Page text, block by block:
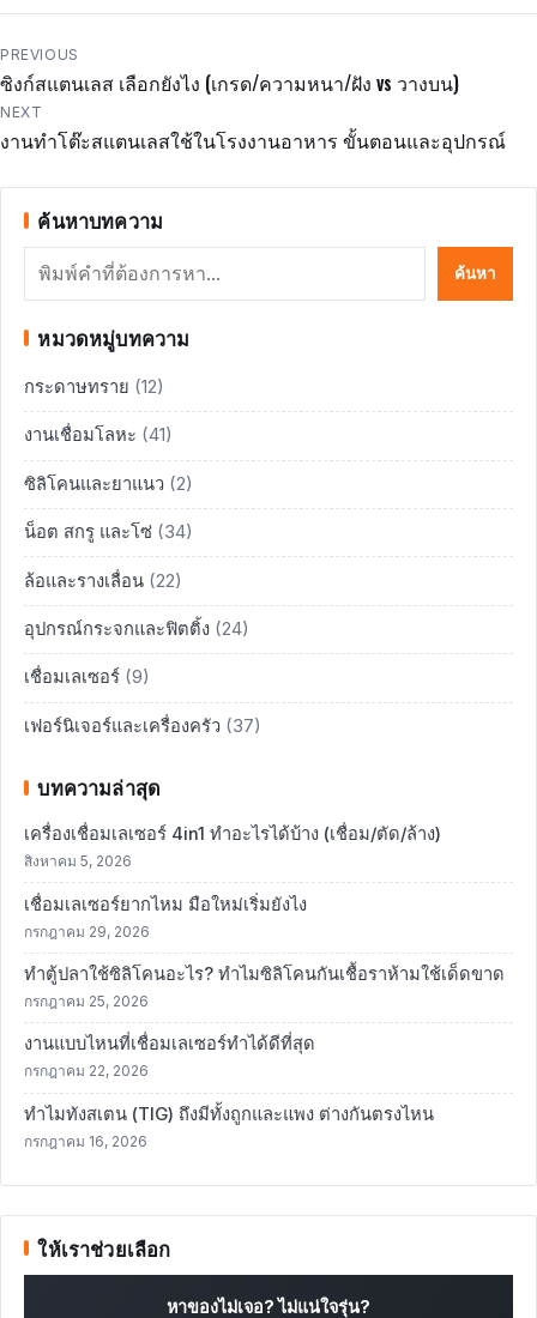
แนะแนว
เรื่อง
PREVIOUS
ซิงก์สแตนเลส เลือกยังไง (เกรด/ความหนา/ฝัง vs วางบน)
NEXT
งานทำโต๊ะสแตนเลสใช้ในโรงงานอาหาร ขั้นตอนและอุปกรณ์
ค้นหาบทความ
ค้นหา ค้นหา
หมวดหมู่บทความ
กระดาษทราย (12)
งานเชื่อมโลหะ (41)
ซิลิโคนและยาแนว (2)
น็อต สกรู และโซ่ (34)
ล้อและรางเลื่อน (22)
อุปกรณ์กระจกและฟิตติ้ง (24)
เชื่อมเลเซอร์ (9)
เฟอร์นิเจอร์และเครื่องครัว (37)
บทความล่าสุด
เครื่องเชื่อมเลเซอร์ 4in1 ทำอะไรได้บ้าง (เชื่อม/ตัด/ล้าง)
สิงหาคม 5, 2026
เชื่อมเลเซอร์ยากไหม มือใหม่เริ่มยังไง
กรกฎาคม 29, 2026
ทำตู้ปลาใช้ซิลิโคนอะไร? ทำไมซิลิโคนกันเชื้อราห้ามใช้เด็ดขาด
กรกฎาคม 25, 2026
งานแบบไหนที่เชื่อมเลเซอร์ทำได้ดีที่สุด
กรกฎาคม 22, 2026
ทำไมทังสเตน (TIG) ถึงมีทั้งถูกและแพง ต่างกันตรงไหน
กรกฎาคม 16, 2026
ให้เราช่วยเลือก
หาของไม่เจอ? ไม่แน่ใจรุ่น?